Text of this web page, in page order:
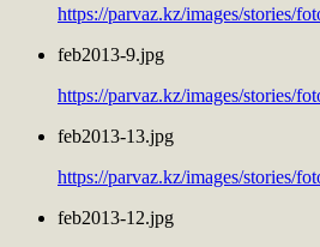
https://parvaz.kz/images/stories/
feb2013-9.jpg
https://parvaz.kz/images/stories/
feb2013-13.jpg
https://parvaz.kz/images/stories/
feb2013-12.jpg